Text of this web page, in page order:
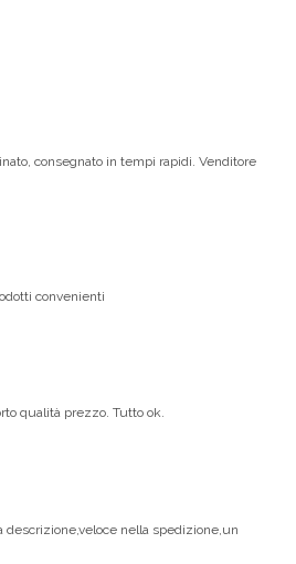
consegnato in tempi rapidi. Venditore
convenienti
qualità prezzo. Tutto ok.
nella spedizione,un